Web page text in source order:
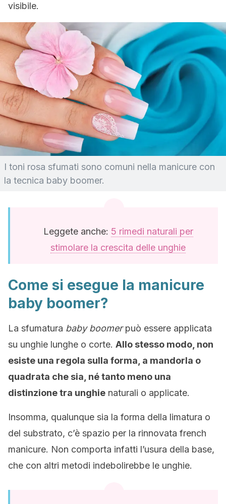
visibile.
I toni rosa sfumati sono comuni nella manicure con
la tecnica baby boomer.
Leggete anche: 5 rimedi naturali per
stimolare la crescita delle unghie
Come si esegue la manicure
baby boomer?
La sfumatura baby boomerpuò essere applicata
su unghie lunghe o corte. Allo stesso modo, non
esiste una regola sulla forma, a mandorla o
quadrata che sia, né tanto meno una
distinzione tra unghie naturali o applicate.
Insomma, qualunque sia la forma della limatura o
del substrato, c’è spazio per la rinnovata french
manicure. Non comporta infatti l’usura della base,
che con altri metodi indebolirebbe le unghie.